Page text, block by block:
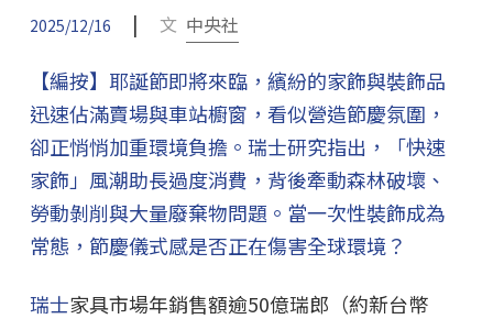
2025/12/16 | 文 中央社
【編按】耶誕節即將來臨，繽紛的家飾與裝飾品
迅速佔滿賣場與車站櫥窗，看似營造節慶氛圍，
卻正悄悄加重環境負擔。瑞士研究指出，「快速
家飾」風潮助長過度消費，背後牽動森林破壞、
勞動剝削與大量廢棄物問題。當一次性裝飾成為
常態，節慶儀式感是否正在傷害全球環境？
瑞士家具市場年銷售額逾50億瑞郎（約新台幣